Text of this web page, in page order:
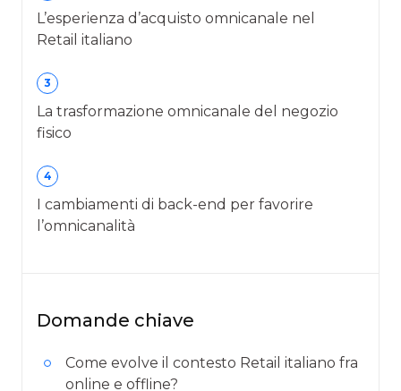
L’esperienza d’acquisto omnicanale nel
Retail italiano
3
La trasformazione omnicanale del negozio
fisico
4
I cambiamenti di back-end per favorire
l’omnicanalità
Domande chiave
Come evolve il contesto Retail italiano fra
online e offline?